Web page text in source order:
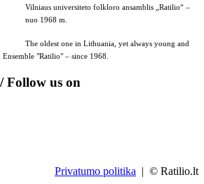
Vilniaus universiteto folkloro ansamblis „Ratilio“ –
nuo 1968 m.
The oldest one in Lithuania, yet always young and
"Ratilio" – since 1968.
Follow us on
Privatumo politika | © Ratilio.lt